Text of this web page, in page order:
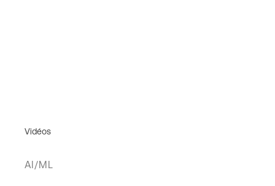
Vidéos
AI/ML